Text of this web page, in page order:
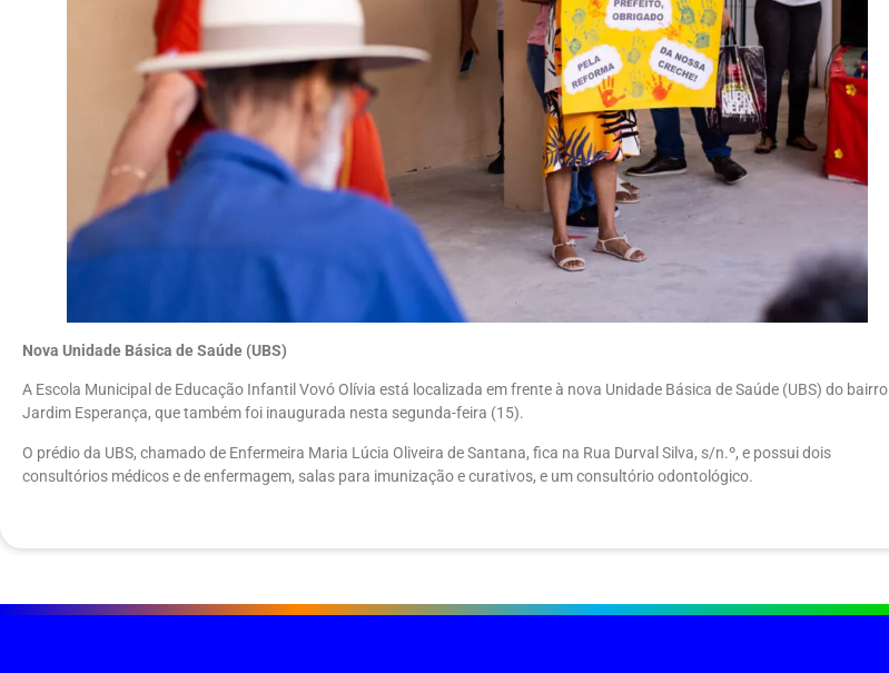
Nova Unidade Básica de Saúde (UBS)
A Escola Municipal de Educação Infantil Vovó Olívia está localizada em frente à nova Unidade Básica de Saúde (UBS) do bairro
Jardim Esperança, que também foi inaugurada nesta segunda-feira (15).
O prédio da UBS, chamado de Enfermeira Maria Lúcia Oliveira de Santana, fica na Rua Durval Silva, s/n.º, e possui dois
consultórios médicos e de enfermagem, salas para imunização e curativos, e um consultório odontológico.